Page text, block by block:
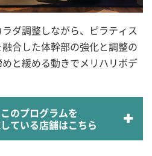
ダ調整しながら、ピラティス
合した体幹部の強化と調整の
と緩める動きでメリハリボデ
このプログラムを
ている店舗はこちら